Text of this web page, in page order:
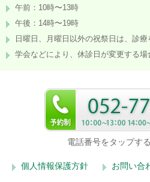
午前：10時〜13時
午後：14時〜19時
日曜日、月曜日以外の祝祭日は、診療
学会などにより、休診日が変更する場
電話番号をタップす
個人情報保護方針 お問い合